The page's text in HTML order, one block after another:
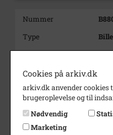
Nummer
Type
Beskrivelse
Periode
Dateringsnote
Cookies på arkiv.dk
arkiv.dk anvender cookies
brugeroplevelse og til
Nødvendig
Marketing